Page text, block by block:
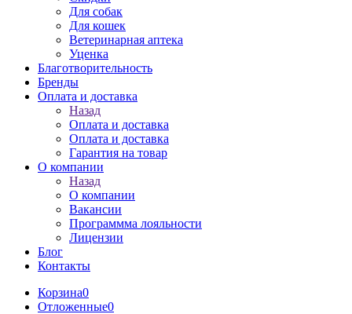
Для собак
Для кошек
Ветеринарная аптека
Уценка
Благотворительность
Бренды
Оплата и доставка
Назад
Оплата и доставка
Оплата и доставка
Гарантия на товар
О компании
Назад
О компании
Вакансии
Программма лояльности
Лицензии
Блог
Контакты
Корзина0
Отложенные0